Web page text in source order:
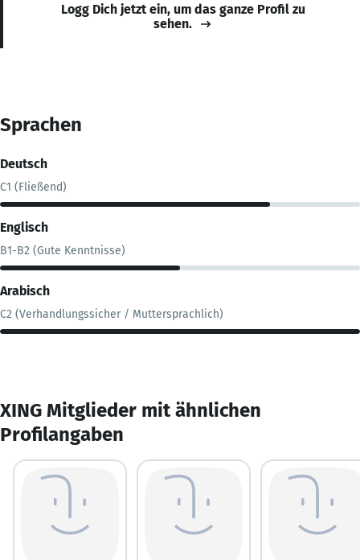
Logg Dich jetzt ein, um das ganze Profil zu
sehen.
Sprachen
Deutsch
C1 (Fließend)
Englisch
B1-B2 (Gute Kenntnisse)
Arabisch
C2 (Verhandlungssicher / Muttersprachlich)
XING Mitglieder mit ähnlichen
Profilangaben